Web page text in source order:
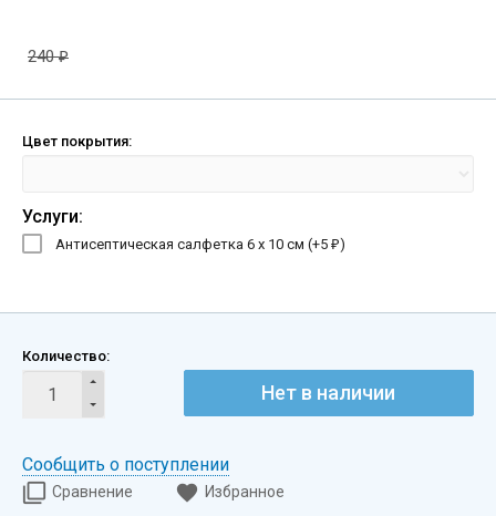
240₽
Цвет покрытия:
Услуги:
Антисептическая салфетка 6 х 10 см (+5 ₽)
Количество:
Нет в наличии
Сообщить о поступлении
Сравнение Избранное